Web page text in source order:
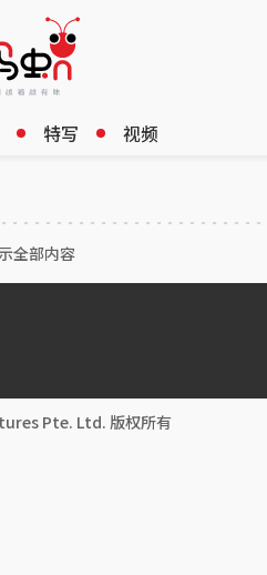
特写 视频
全部内容
Pte. Ltd. 版权所有